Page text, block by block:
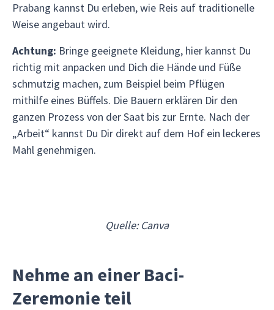
Prabang kannst Du erleben, wie Reis auf traditionelle
Weise angebaut wird.
Achtung: Bringe geeignete Kleidung, hier kannst Du
richtig mit anpacken und Dich die Hände und Füße
schmutzig machen, zum Beispiel beim Pflügen
mithilfe eines Büffels. Die Bauern erklären Dir den
ganzen Prozess von der Saat bis zur Ernte. Nach der
„Arbeit“ kannst Du Dir direkt auf dem Hof ein leckeres
Mahl genehmigen.
Quelle: Canva
Nehme an einer Baci-
Zeremonie teil